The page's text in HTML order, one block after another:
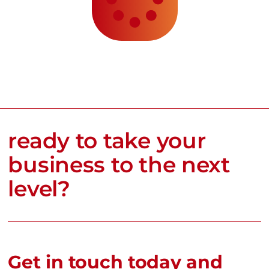
ready to take your
business to the next
level?
Get in touch today and